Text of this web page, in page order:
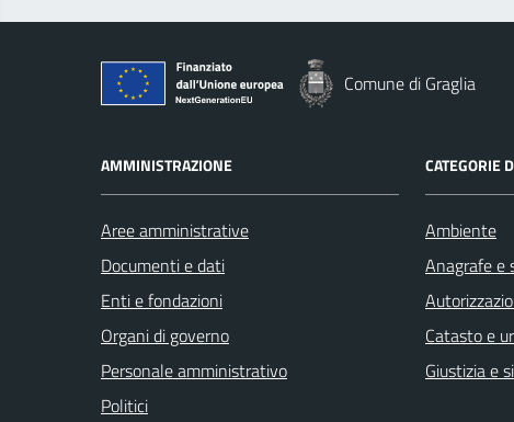
Comune di Graglia
AMMINISTRAZIONE
Aree amministrative
Documenti e dati
Enti e fondazioni
Organi di governo
Personale amministrativo
Politici
CATEGORIE
Ambiente
Anagrafe e
Catasto e
Giustizia e